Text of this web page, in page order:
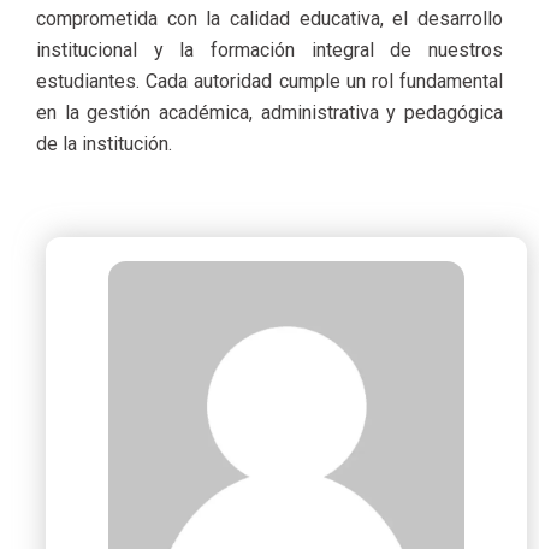
comprometida con la calidad educativa, el desarrollo
institucional y la formación integral de nuestros
estudiantes. Cada autoridad cumple un rol fundamental
en la gestión académica, administrativa y pedagógica
de la institución.